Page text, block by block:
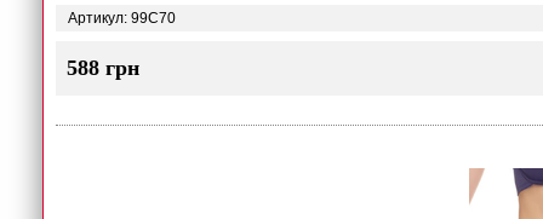
Артикул: 99C70
588 грн